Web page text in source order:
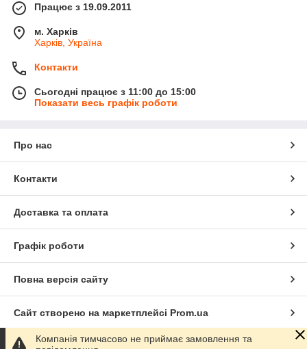
Працює з 19.09.2011
м. Харків
Харків, Україна
Контакти
Сьогодні працює з 11:00 до 15:00
Показати весь графік роботи
Про нас
Контакти
Доставка та оплата
Графік роботи
Повна версія сайту
Сайт створено на маркетплейсі Prom.ua
Політика конфіденційності
Компанія тимчасово не приймає замовлення та